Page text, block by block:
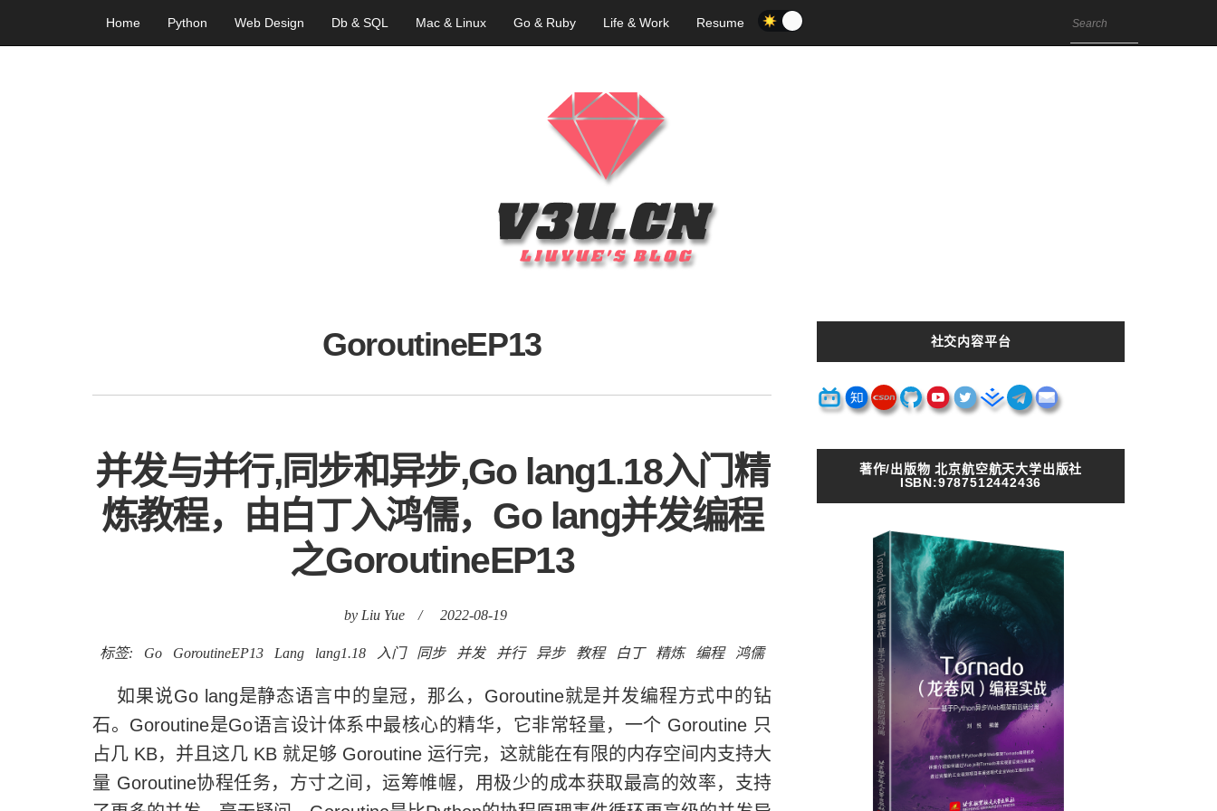
Home Python Web Design Db & SQL Mac & Linux Go & Ruby Life & Work Resume
GoroutineEP13
并发与并行,同步和异步,Go lang1.18入门精
炼教程，由白丁入鸿儒，Go lang并发编程
之GoroutineEP13
by Liu Yue / 2022-08-19
标签: Go GoroutineEP13 Lang lang1.18 入门 同步 并发 并行 异步 教程 白丁 精炼 编程 鸿儒
如果说Go lang是静态语言中的皇冠，那么，Goroutine就是并发编程方式中的钻
石。Goroutine是Go语言设计体系中最核心的精华，它非常轻量，一个 Goroutine 只
占几 KB，并且这几 KB 就足够 Goroutine 运行完，这就能在有限的内存空间内支持大
量 Goroutine协程任务，方寸之间，运筹帷幄，用极少的成本获取最高的效率，支持
社交内容平台
著作/出版物 北京航空航天大学出版社
ISBN:9787512442436